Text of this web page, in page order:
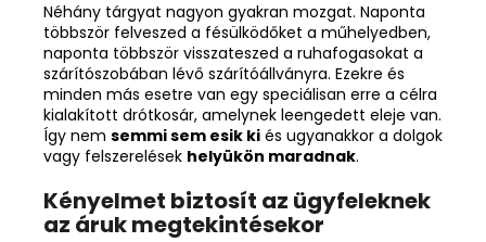
Néhány tárgyat nagyon gyakran mozgat. Naponta
többször felveszed a fésülködőket a műhelyedben,
naponta többször visszateszed a ruhafogasokat a
szárítószobában lévő szárítóállványra. Ezekre és
minden más esetre van egy speciálisan erre a célra
kialakított drótkosár, amelynek leengedett eleje van.
Így nem semmi sem esik ki és ugyanakkor a dolgok
vagy felszerelések helyükön maradnak.
Kényelmet biztosít az ügyfeleknek
az áruk megtekintésekor